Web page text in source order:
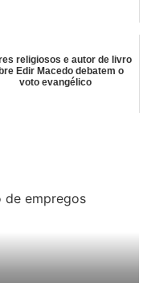
religiosos e autor de livro
Edir Macedo debatem o
voto evangélico